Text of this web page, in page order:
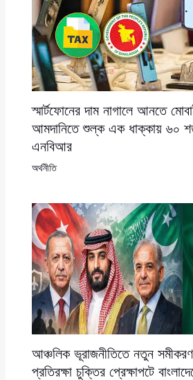
স্মার্টফোনের দাম নাগালে আনতে
আমদানিতে শুল্ক এক ধাক্কায় ৬০
এনবিআর
অর্থনীতি
আঞ্চলিক ভূরাজনীতিতে নতুন
প্রতিরক্ষা চুক্তির প্রেক্ষাপটে